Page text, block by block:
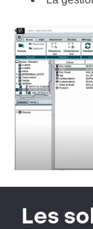
Les